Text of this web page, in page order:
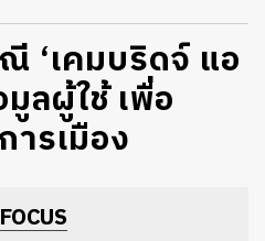
‘เคมบริดจ์ แอ
ลผู้ใช้ เพื่อ
ารเมือง